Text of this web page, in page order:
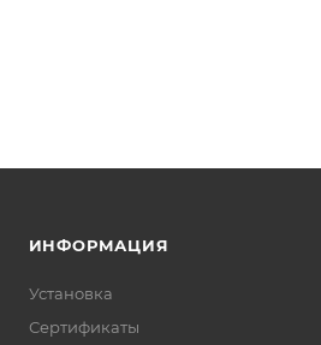
ИНФОРМАЦИЯ
Установка
Сертификаты